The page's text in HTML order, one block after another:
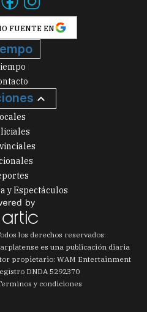
FUENTE EN
y Espectáculos
los derechos reservados:
es una publicación diaria
propietario: WAM Entertainment
DNDA 5292370
y condiciones